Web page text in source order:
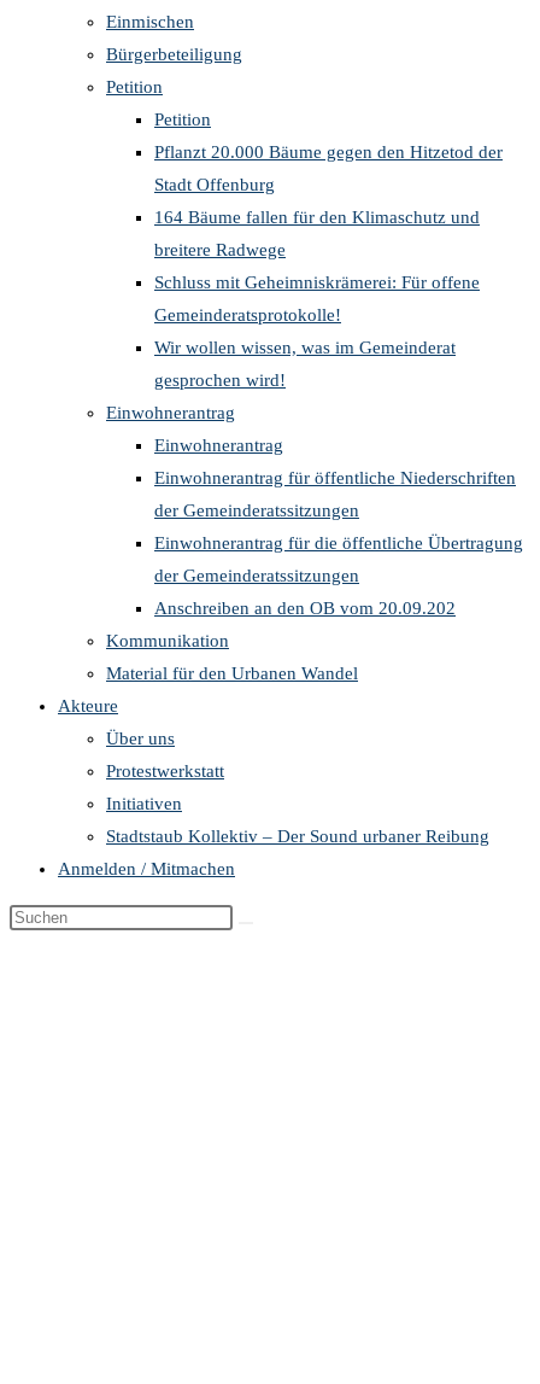
Einmischen
Bürgerbeteiligung
Petition
Petition
Pflanzt 20.000 Bäume gegen den Hitzetod der
Stadt Offenburg
164 Bäume fallen für den Klimaschutz und
breitere Radwege
Schluss mit Geheimniskrämerei: Für offene
Gemeinderatsprotokolle!
Wir wollen wissen, was im Gemeinderat
gesprochen wird!
Einwohnerantrag
Einwohnerantrag
Einwohnerantrag für öffentliche Niederschriften
der Gemeinderatssitzungen
Einwohnerantrag für die öffentliche Übertragung
der Gemeinderatssitzungen
Anschreiben an den OB vom 20.09.202
Kommunikation
Material für den Urbanen Wandel
Akteure
Über uns
Protestwerkstatt
Initiativen
Stadtstaub Kollektiv – Der Sound urbaner Reibung
Anmelden / Mitmachen
Diese